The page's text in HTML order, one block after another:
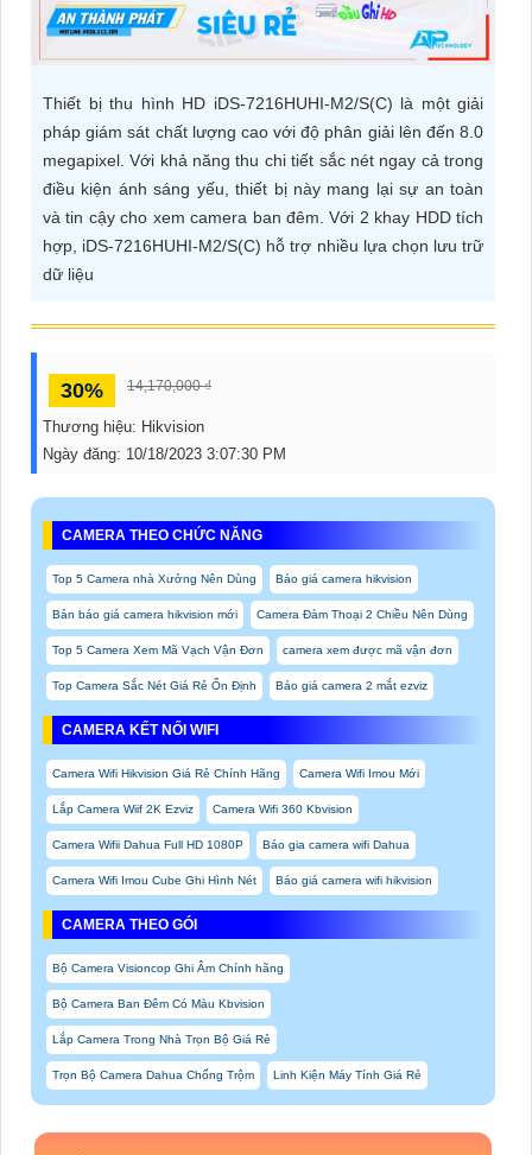
VỤ
Thiết bị thu hình HD iDS-7216HUHI-M2/S(C) là một giải
pháp giám sát chất lượng cao với độ phân giải lên đến 8.0
megapixel. Với khả năng thu chi tiết sắc nét ngay cả trong
điều kiện ánh sáng yếu, thiết bị này mang lại sự an toàn
và tin cậy cho xem camera ban đêm. Với 2 khay HDD tích
hợp, iDS-7216HUHI-M2/S(C) hỗ trợ nhiều lựa chọn lưu trữ
dữ liệu
30% 14,170,000 ₫
Thương hiệu: Hikvision
Ngày đăng: 10/18/2023 3:07:30 PM
CAMERA THEO CHỨC NĂNG
Top 5 Camera nhà Xưởng Nên Dùng Báo giá camera hikvision
Bản báo giá camera hikvision mới Camera Đàm Thoại 2 Chiều Nên Dùng
Top 5 Camera Xem Mã Vạch Vận Đơn camera xem được mã vận đơn
Top Camera Sắc Nét Giá Rẻ Ổn Định Báo giá camera 2 mắt ezviz
CAMERA KẾT NỐI WIFI
Camera Wifi Hikvision Giá Rẻ Chính Hãng Camera Wifi Imou Mới
Lắp Camera Wiif 2K Ezviz Camera Wifi 360 Kbvision
Camera Wifii Dahua Full HD 1080P Báo gia camera wifi Dahua
Camera Wifi Imou Cube Ghi Hình Nét Báo giá camera wifi hikvision
CAMERA THEO GÓI
Bộ Camera Visioncop Ghi Âm Chính hãng
Bộ Camera Ban Đêm Có Màu Kbvision
Lắp Camera Trong Nhà Trọn Bộ Giá Rẻ
Trọn Bộ Camera Dahua Chống Trộm Linh Kiện Máy Tính Giá Rẻ